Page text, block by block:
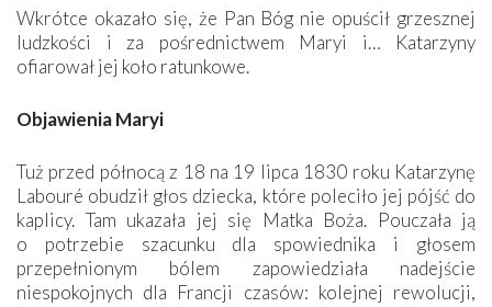
Wkrótce okazało się, że Pan Bóg nie opuścił grzesznej
ludzkości i za pośrednictwem Maryi i… Katarzyny
ofiarował jej koło ratunkowe.
Objawienia Maryi
Tuż przed północą z 18 na 19 lipca 1830 roku Katarzynę
Labouré obudził głos dziecka, które poleciło jej pójść do
kaplicy. Tam ukazała jej się Matka Boża. Pouczała ją
o potrzebie szacunku dla spowiednika i głosem
przepełnionym bólem zapowiedziała nadejście
niespokojnych dla Francji czasów: kolejnej rewolucji,